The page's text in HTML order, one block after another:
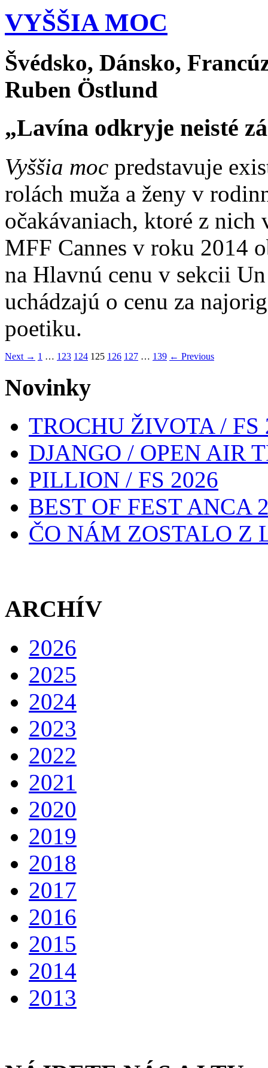
VYŠŠIA MOC
Švédsko, Dánsko,
Ruben Östlund
„Lavína odkryje neisté
Vyššia moc predstavuje
rolách muža a ženy v
očakávaniach, ktoré z nich
MFF Cannes v roku 2014
na Hlavnú cenu v sekcii
uchádzajú o cenu za
poetiku.
Next → 1 … 123 124 125 126 127 … 139 ← Previous
Novinky
TROCHU ŽIVOTA / FS
DJANGO / OPEN AIR
PILLION / FS 2026
BEST OF FEST ANCA
ČO NÁM ZOSTALO Z
ARCHÍV
2026
2025
2024
2023
2022
2021
2020
2019
2018
2017
2016
2015
2014
2013